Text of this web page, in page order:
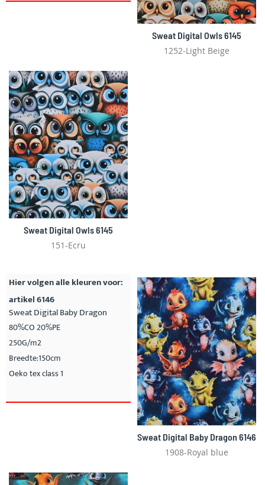
Sweat Digital Owls 6145
1252-Light Beige
Sweat Digital Owls 6145
151-Ecru
Hier volgen alle kleuren voor:
artikel 6146
Sweat Digital Baby Dragon
80%CO 20%PE
250G/m2
Breedte:150cm
Oeko tex class 1
Sweat Digital Baby Dragon 6146
1908-Royal blue